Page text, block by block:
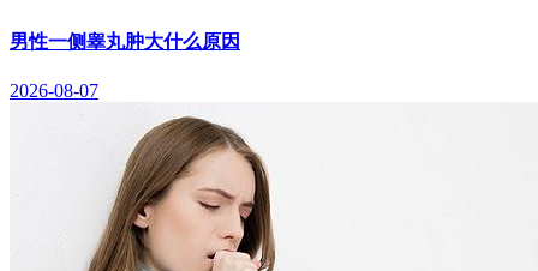
男性一侧睾丸肿大什么原因
2026-08-07